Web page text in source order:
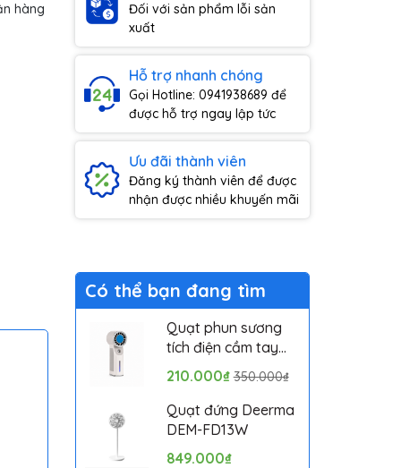
hàng
Đối với sản phẩm lỗi sản
xuất
Hỗ trợ nhanh chóng
Gọi Hotline: 0941938689 để
được hỗ trợ ngay lập tức
Ưu đãi thành viên
Đăng ký thành viên để được
nhận được nhiều khuyến mãi
Có thể bạn đang tìm
Quạt phun sương
tích điện cầm tay
mini có sò lạnh
Solove MLS6212B -
Bảo hành 1 tháng
210.000₫ 350.000₫
Quạt đứng Deerma
DEM-FD13W
849.000₫